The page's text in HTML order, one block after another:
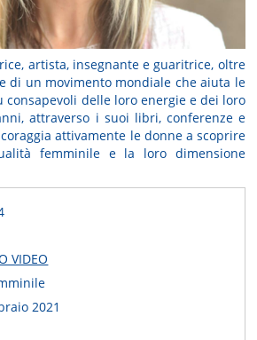
artista, insegnante e guaritrice, oltre
di un movimento mondiale che aiuta le
consapevoli delle loro energie e dei loro
attraverso i suoi libri, conferenze e
attivamente le donne a scoprire
femminile e la loro dimensione
VIDEO
2021